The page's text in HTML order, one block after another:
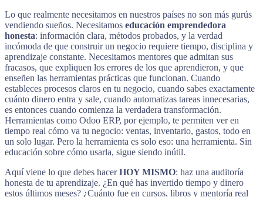
Lo que realmente necesitamos en nuestros países no son más gurús
vendiendo sueños. Necesitamos educación emprendedora
honesta: información clara, métodos probados, y la verdad
incómoda de que construir un negocio requiere tiempo, disciplina y
aprendizaje constante. Necesitamos mentores que admitan sus
fracasos, que expliquen los errores de los que aprendieron, y que
enseñen las herramientas prácticas que funcionan. Cuando
estableces procesos claros en tu negocio, cuando sabes exactamente
cuánto dinero entra y sale, cuando automatizas tareas innecesarias,
es entonces cuando comienza la verdadera transformación.
Herramientas como Odoo ERP, por ejemplo, te permiten ver en
tiempo real cómo va tu negocio: ventas, inventario, gastos, todo en
un solo lugar. Pero la herramienta es solo eso: una herramienta. Sin
educación sobre cómo usarla, sigue siendo inútil.
Aquí viene lo que debes hacerHOY MISMO: haz una auditoría
honesta de tu aprendizaje. ¿En qué has invertido tiempo y dinero
estos últimos meses? ¿Cuánto fue en cursos, libros y mentoría real